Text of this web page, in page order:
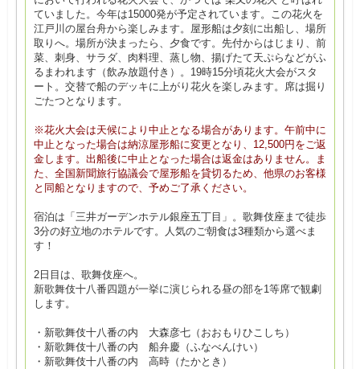
ていました。今年は15000発が予定されています。この花火を
江戸川の屋台舟から楽しみます。屋形船は夕刻に出船し、場所
取りへ。場所が決まったら、夕食です。先付からはじまり、前
菜、刺身、サラダ、肉料理、蒸し物、揚げたて天ぷらなどがふ
るまわれます（飲み放題付き）。19時15分頃花火大会がスタ
ート。交替で船のデッキに上がり花火を楽しみます。席は掘り
ごたつとなります。
※花火大会は天候により中止となる場合があります。午前中に
中止となった場合は納涼屋形船に変更となり、12,500円をご返
金します。出船後に中止となった場合は返金はありません。ま
た、全国新聞旅行協議会で屋形船を貸切るため、他県のお客様
と同船となりますので、予めご了承ください。
宿泊は「三井ガーデンホテル銀座五丁目」。歌舞伎座まで徒歩
3分の好立地のホテルです。人気のご朝食は3種類から選べま
す！
2日目は、歌舞伎座へ。
新歌舞伎十八番四題が一挙に演じられる昼の部を1等席で観劇
します。
・新歌舞伎十八番の内 大森彦七（おおもりひこしち）
・新歌舞伎十八番の内 船弁慶（ふなべんけい）
・新歌舞伎十八番の内 高時（たかとき）